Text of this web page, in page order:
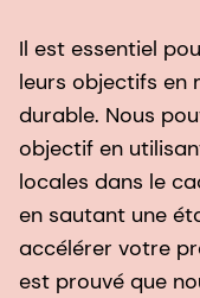
Il est essentiel
leurs objectifs en
durable. Nous
objectif en
locales dans le
en sautant une
accélérer votre
est prouvé que